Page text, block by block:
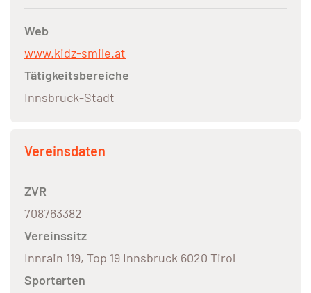
Web
www.kidz-smile.at
Tätigkeitsbereiche
Innsbruck-Stadt
Vereinsdaten
ZVR
708763382
Vereinssitz
Innrain 119, Top 19 Innsbruck 6020 Tirol
Sportarten